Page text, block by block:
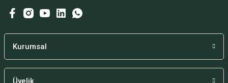
Kurumsal
Üyelik